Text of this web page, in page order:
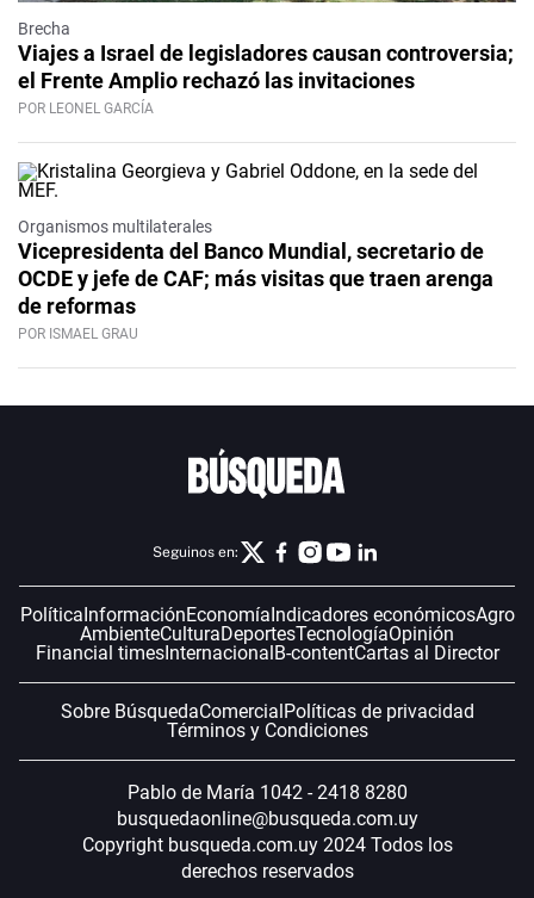
Brecha
Viajes a Israel de legisladores causan controversia;
el Frente Amplio rechazó las invitaciones
POR LEONEL GARCÍA
Organismos multilaterales
Vicepresidenta del Banco Mundial, secretario de
OCDE y jefe de CAF; más visitas que traen arenga
de reformas
POR ISMAEL GRAU
Seguinos en:
PolíticaInformaciónEconomíaIndicadores económicosAgro
AmbienteCulturaDeportesTecnologíaOpinión
Financial timesInternacionalB-contentCartas al Director
Sobre BúsquedaComercialPolíticas de privacidad
Términos y Condiciones
Pablo de María 1042 - 2418 8280
busquedaonline@busqueda.com.uy
Copyright busqueda.com.uy 2024 Todos los
derechos reservados